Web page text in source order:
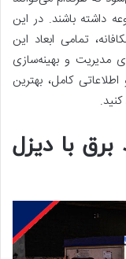
داشته باشند. در این
تمامی ابعاد این
مدیریت و بهینه‌سازی
کامل، بهترین
با دیزل